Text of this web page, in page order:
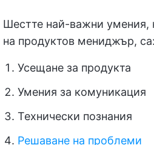
Шестте най-важни умения,
на продуктов мениджър, са:
Усещане за продукта
Умения за комуникация
Технически познания
Решаване на проблеми